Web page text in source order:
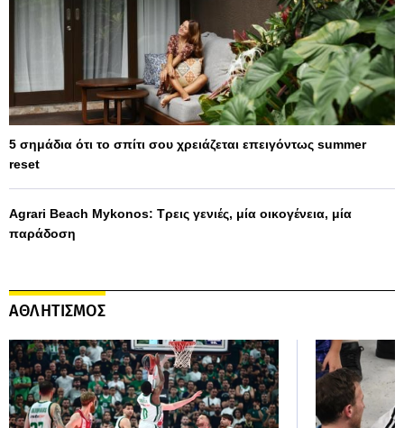
5 σημάδια ότι το σπίτι σου χρειάζεται επειγόντως summer
reset
Agrari Beach Mykonos: Τρεις γενιές, μία οικογένεια, μία
παράδοση
ΑΘΛΗΤΙΣΜΟΣ